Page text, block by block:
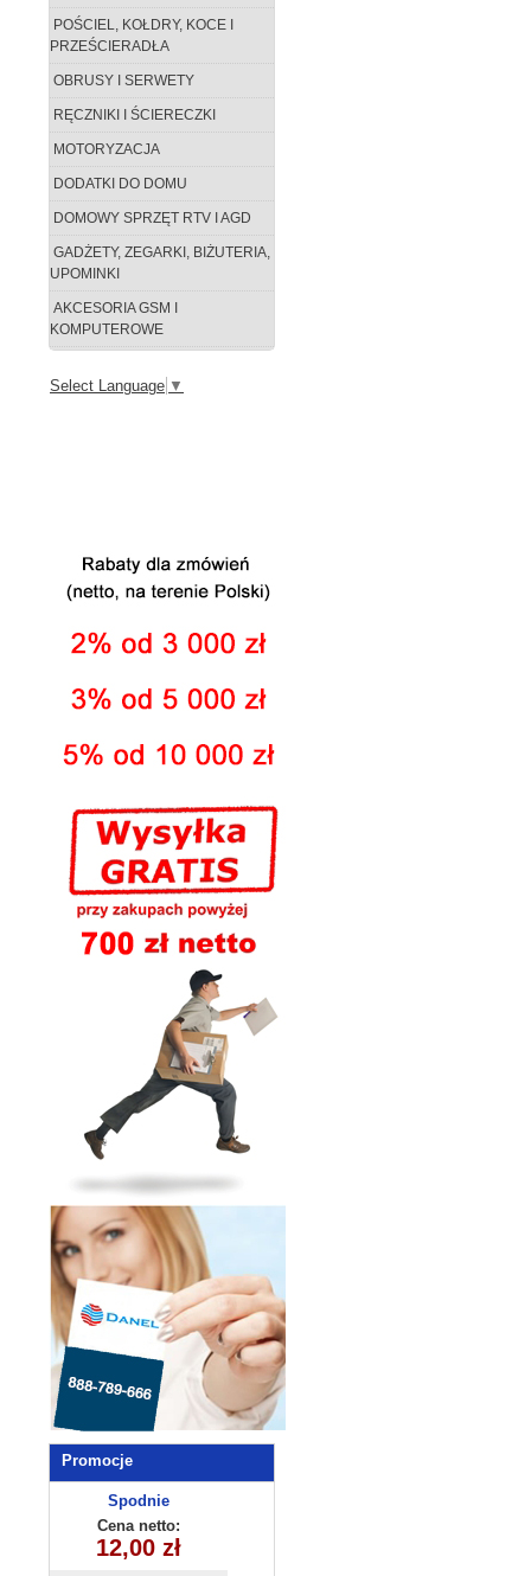
POŚCIEL, KOŁDRY, KOCE I
PRZEŚCIERADŁA
OBRUSY I SERWETY
RĘCZNIKI I ŚCIERECZKI
MOTORYZACJA
DODATKI DO DOMU
DOMOWY SPRZĘT RTV I AGD
GADŻETY, ZEGARKI, BIŻUTERIA,
UPOMINKI
AKCESORIA GSM I
KOMPUTEROWE
Select Language ▼
Promocje
Spodnie
dziecięce
DS-862(6-14)
10szt
Cena netto:
12,00 zł